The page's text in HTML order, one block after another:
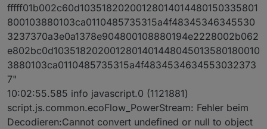
fffff01b002c60d10351820200128014014480150335801
800103880103ca0110485735315a4f48345346345530
3237370a3e0a1378e904800108880194e2228002b062
e802bc0d1035182020012801401448045013580180010
3880103ca0110485735315a4f4834534634553032373
7"
10:02:55.585 info javascript.0 (1121881)
script.js.common.ecoFlow_PowerStream: Fehler beim
Decodieren:Cannot convert undefined or null to object